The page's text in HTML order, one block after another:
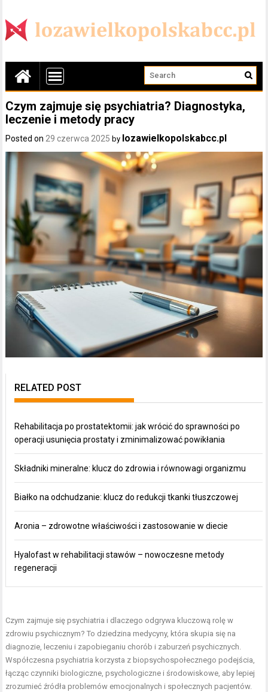
Czym zajmuje się psychiatria? Diagnostyka,
leczenie i metody pracy
Posted on 29 czerwca 2025 by lozawielkopolskabcc.pl
RELATED POST
Rehabilitacja po prostatektomii: jak wrócić do sprawności po
operacji usunięcia prostaty i zminimalizować powikłania
Składniki mineralne: klucz do zdrowia i równowagi organizmu
Białko na odchudzanie: klucz do redukcji tkanki tłuszczowej
Aronia – zdrowotne właściwości i zastosowanie w diecie
Hyalofast w rehabilitacji stawów – nowoczesne metody
regeneracji
Czym zajmuje się psychiatria i dlaczego odgrywa kluczową rolę w
zdrowiu psychicznym? To dziedzina medycyny, która skupia się na
diagnozie, leczeniu i zapobieganiu chorób i zaburzeń psychicznych.
Współczesna psychiatria korzysta z biopsychospołecznego podejścia,
łącząc czynniki biologiczne, psychologiczne i środowiskowe, aby lepiej
zrozumieć źródła problemów emocjonalnych i społecznych pacjentów.